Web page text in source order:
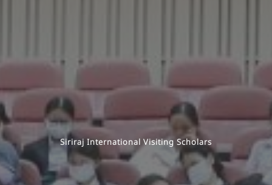
Siriraj International Visiting Scholars